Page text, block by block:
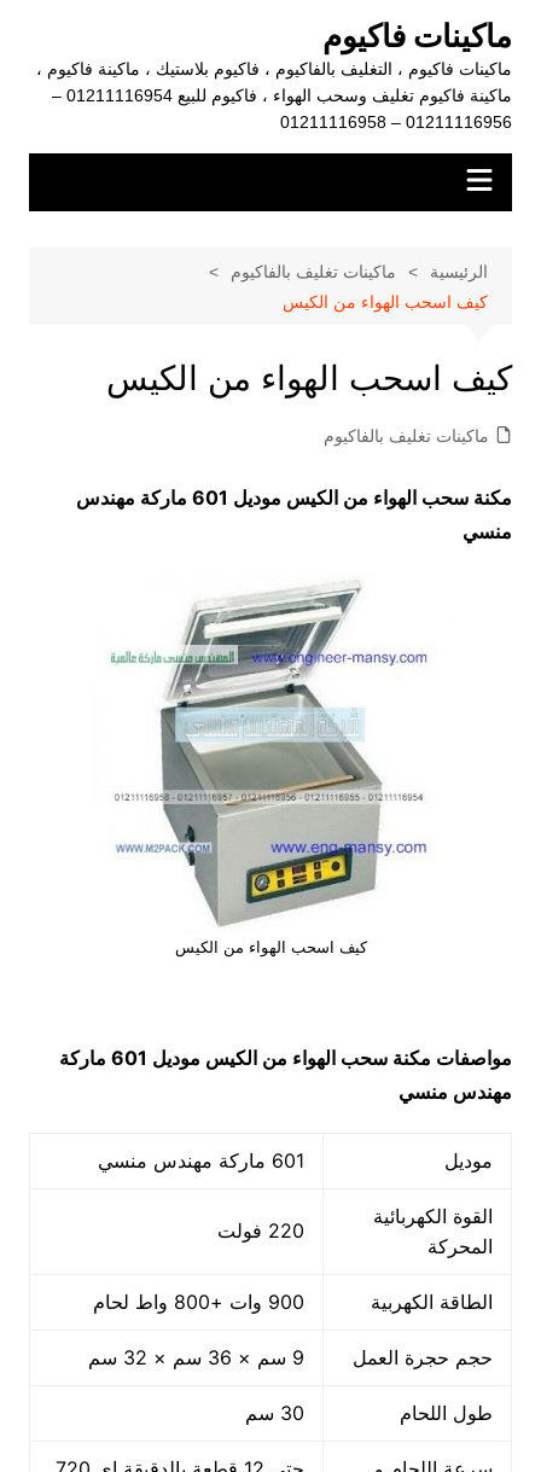
المحتوى
ماكينات فاكيوم
ماكينات فاكيوم ، التغليف بالفاكيوم ، فاكيوم بلاستيك ، ماكينة فاكيوم ،
ماكينة فاكيوم تغليف وسحب الهواء ، فاكيوم للبيع 01211116954 –
01211116956 – 01211116958
الرئيسية
ماكينات تغليف بالفاكيوم
كيف اسحب الهواء من الكيس
كيف اسحب الهواء من الكيس
ماكينات تغليف بالفاكيوم
مكنة سحب الهواء من الكيس موديل 601 ماركة مهندس
منسي
كيف اسحب الهواء من الكيس
مواصفات مكنة سحب الهواء من الكيس
موديل 601 ماركة
مهندس منسي
موديل 601 ماركة مهندس منسي
القوة الكهربائية
المحركة
220 فولت
الطاقة الكهربية 900 وات +800 واط لحام
حجم حجرة العمل 9 سم × 36 سم × 32 سم
طول اللحام 30 سم